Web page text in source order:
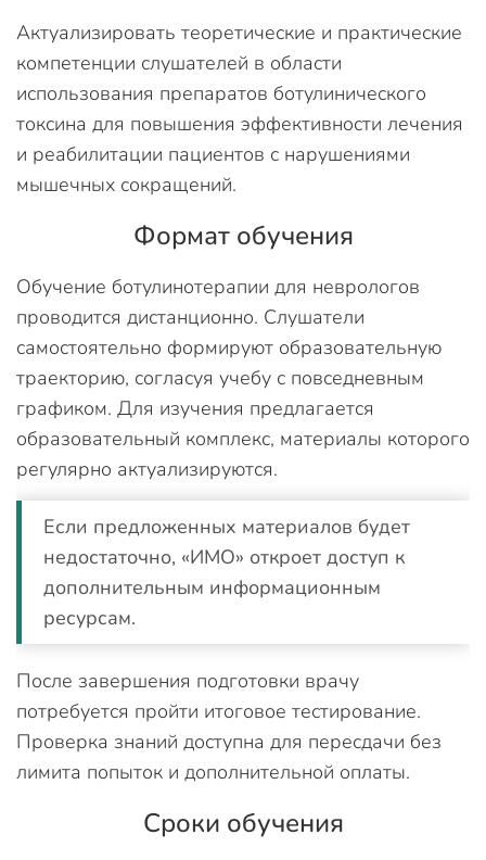
Актуализировать теоретические и практические
компетенции слушателей в области
использования препаратов ботулинического
токсина для повышения эффективности лечения
и реабилитации пациентов с нарушениями
мышечных сокращений.
Формат обучения
Обучение ботулинотерапии для неврологов
проводится дистанционно. Слушатели
самостоятельно формируют образовательную
траекторию, согласуя учебу с повседневным
графиком. Для изучения предлагается
образовательный комплекс, материалы которого
регулярно актуализируются.
Если предложенных материалов будет
недостаточно, «ИМО» откроет доступ к
дополнительным информационным
ресурсам.
После завершения подготовки врачу
потребуется пройти итоговое тестирование.
Проверка знаний доступна для пересдачи без
лимита попыток и дополнительной оплаты.
Сроки обучения